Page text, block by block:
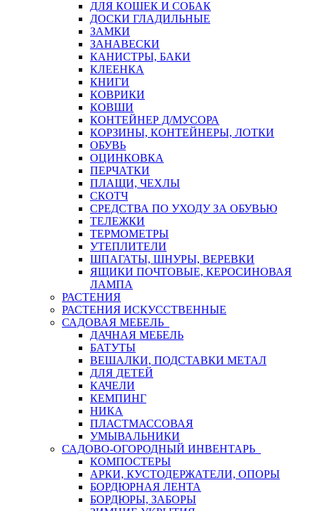
ДЛЯ КОШЕК И СОБАК
ДОСКИ ГЛАДИЛЬНЫЕ
ЗАМКИ
ЗАНАВЕСКИ
КАНИСТРЫ, БАКИ
КЛЕЕНКА
КНИГИ
КОВРИКИ
КОВШИ
КОНТЕЙНЕР Д/МУСОРА
КОРЗИНЫ, КОНТЕЙНЕРЫ, ЛОТКИ
ОБУВЬ
ОЦИНКОВКА
ПЕРЧАТКИ
ПЛАЩИ, ЧЕХЛЫ
СКОТЧ
СРЕДСТВА ПО УХОДУ ЗА ОБУВЬЮ
ТЕЛЕЖКИ
ТЕРМОМЕТРЫ
УТЕПЛИТЕЛИ
ШПАГАТЫ, ШНУРЫ, ВЕРЕВКИ
ЯЩИКИ ПОЧТОВЫЕ, КЕРОСИНОВАЯ
ЛАМПА
РАСТЕНИЯ
РАСТЕНИЯ ИСКУССТВЕННЫЕ
САДОВАЯ МЕБЕЛЬ
ДАЧНАЯ МЕБЕЛЬ
БАТУТЫ
ВЕШАЛКИ, ПОДСТАВКИ МЕТАЛ
ДЛЯ ДЕТЕЙ
КАЧЕЛИ
КЕМПИНГ
НИКА
ПЛАСТМАССОВАЯ
УМЫВАЛЬНИКИ
САДОВО-ОГОРОДНЫЙ ИНВЕНТАРЬ
КОМПОСТЕРЫ
АРКИ, КУСТОДЕРЖАТЕЛИ, ОПОРЫ
БОРДЮРНАЯ ЛЕНТА
БОРДЮРЫ, ЗАБОРЫ